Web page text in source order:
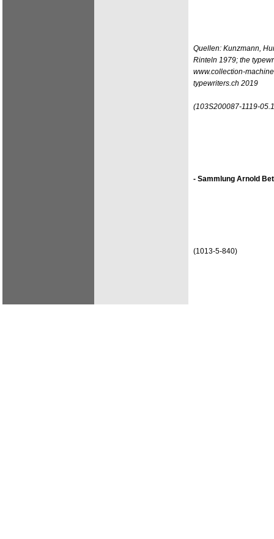
Quellen: Kunzmann,
Rinteln 1979; the
www.collection-
typewriters.ch 2019
(103S200087-1119-
- Sammlung Arnold
(1013-5-840)